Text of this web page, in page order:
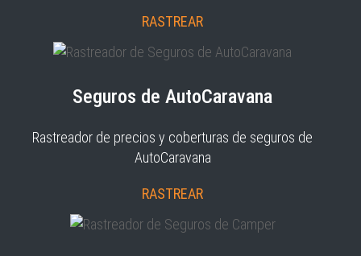
RASTREAR
Seguros de AutoCaravana
Rastreador de precios y coberturas de seguros de
AutoCaravana
RASTREAR